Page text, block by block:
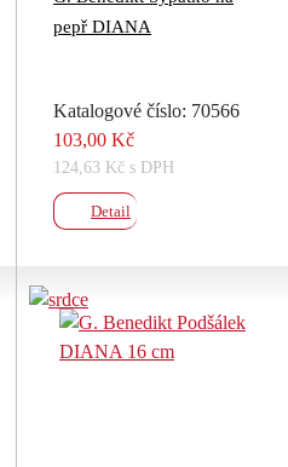
pepř DIANA
Katalogové číslo: 70566
103,00 Kč
124,63 Kč s DPH
Detail